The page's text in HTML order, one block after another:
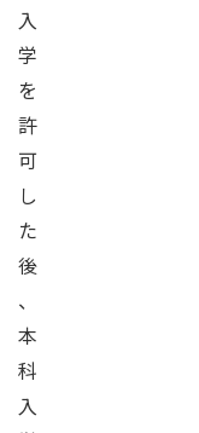
入
学
を
許
可
し
た
後
、
本
科
入